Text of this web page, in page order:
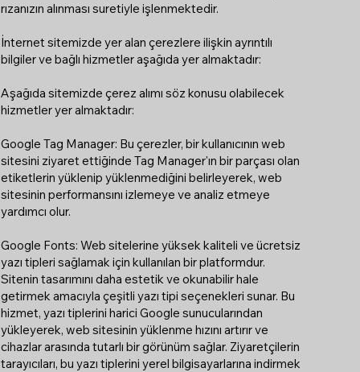
rızanızın alınması suretiyle işlenmektedir.
İnternet sitemizde yer alan çerezlere ilişkin ayrıntılı
bilgiler ve bağlı hizmetler aşağıda yer almaktadır:
Aşağıda sitemizde çerez alımı söz konusu olabilecek
hizmetler yer almaktadır:
Google Tag Manager: Bu çerezler, bir kullanıcının web
sitesini ziyaret ettiğinde Tag Manager'ın bir parçası olan
etiketlerin yüklenip yüklenmediğini belirleyerek, web
sitesinin performansını izlemeye ve analiz etmeye
yardımcı olur.
Google Fonts: Web sitelerine yüksek kaliteli ve ücretsiz
yazı tipleri sağlamak için kullanılan bir platformdur.
Sitenin tasarımını daha estetik ve okunabilir hale
getirmek amacıyla çeşitli yazı tipi seçenekleri sunar. Bu
hizmet, yazı tiplerini harici Google sunucularından
yükleyerek, web sitesinin yüklenme hızını artırır ve
cihazlar arasında tutarlı bir görünüm sağlar. Ziyaretçilerin
tarayıcıları, bu yazı tiplerini yerel bilgisayarlarına indirmek